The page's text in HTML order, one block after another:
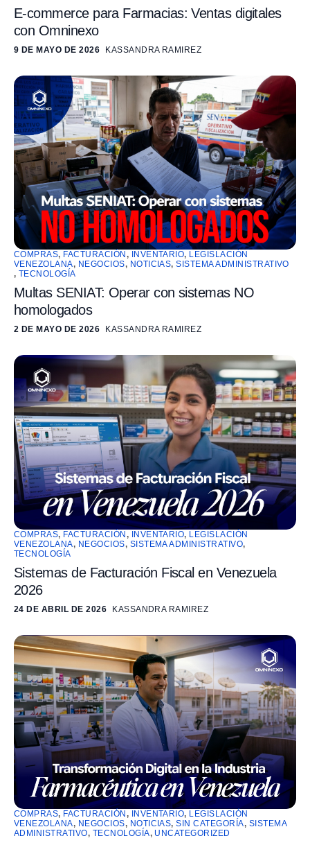
E-commerce para Farmacias: Ventas digitales
con Omninexo
9 DE MAYO DE 2026 KASSANDRA RAMIREZ
COMPRAS, FACTURACIÓN , INVENTARIO, LEGISLACIÓN
VENEZOLANA, NEGOCIOS, NOTICIAS,SISTEMA ADMINISTRATIVO
, TECNOLOGÍA
Multas SENIAT: Operar con sistemas NO
homologados
2 DE MAYO DE 2026 KASSANDRA RAMIREZ
COMPRAS, FACTURACIÓN, INVENTARIO, LEGISLACIÓN
VENEZOLANA, NEGOCIOS, SISTEMA ADMINISTRATIVO,
TECNOLOGÍA
Sistemas de Facturación Fiscal en Venezuela
2026
24 DE ABRIL DE 2026 KASSANDRA RAMIREZ
COMPRAS, FACTURACIÓN , INVENTARIO, LEGISLACIÓN
VENEZOLANA, NEGOCIOS, NOTICIAS,SIN CATEGORÍA, SISTEMA
ADMINISTRATIVO, TECNOLOGÍA, UNCATEGORIZED